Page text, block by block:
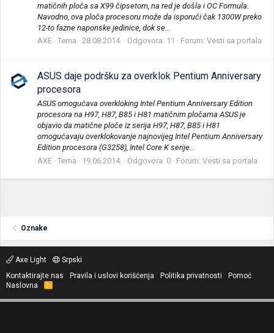
matičnih ploča sa X99 čipsetom, na red je došla i OC Formula.
Navodno, ova ploča procesoru može da isporuči čak 1300W preko
12-to fazne naponske jedinice, dok se...
AXE Tema 28.08.2014. Odgovora: 11 Forum: Vesti sa portala
ASUS daje podršku za overklok Pentium Anniversary
procesora
ASUS omogućava overkloking Intel Pentium Anniversary Edition
procesora na H97, H87, B85 i H81 matičnim pločama ASUS je
objavio da matične ploče iz serija H97, H87, B85 i H81
omogućavaju overklokovanje najnovijeg Intel Pentium Anniversary
Edition procesora (G3258), Intel Core K serije...
AXE Tema 19.06.2014. Odgovora: 0 Forum: Vesti sa portala
Oznake
Axe Light
Srpski
Kontaktirajte nas
Pravila i uslovi korišćenja Politika privatnosti
Pomoć
Naslovna
R
S